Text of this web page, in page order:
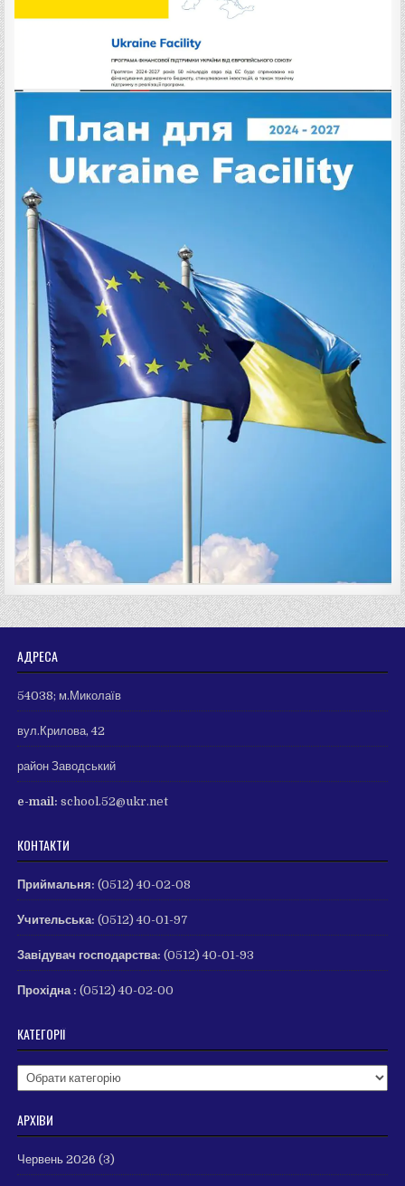
АДРЕСА
54038; м.Миколаїв
вул.Крилова, 42
район Заводський
e-mail: school.52@ukr.net
КОНТАКТИ
Приймальня: (0512) 40-02-08
Учительська: (0512) 40-01-97
Завідувач господарства: (0512) 40-01-93
Прохідна : (0512) 40-02-00
КАТЕГОРІЇ
Категорії
АРХІВИ
Червень 2026 (3)